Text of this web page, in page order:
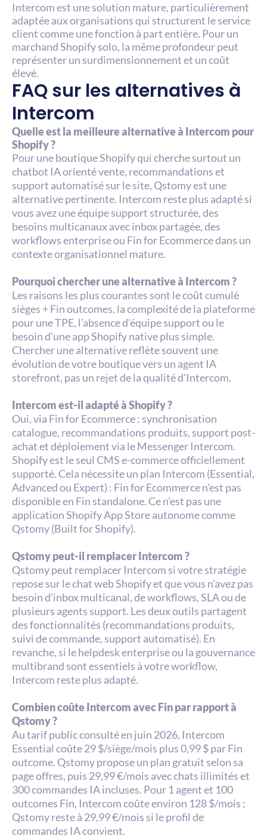
Intercom est une solution mature, particulièrement
adaptée aux organisations qui structurent le service
client comme une fonction à part entière. Pour un
marchand Shopify solo, la même profondeur peut
représenter un surdimensionnement et un coût
élevé.
FAQ sur les alternatives à
Intercom
Quelle est la meilleure alternative à Intercom pour
Shopify ?
Pour une boutique Shopify qui cherche surtout un
chatbot IA orienté vente, recommandations et
support automatisé sur le site, Qstomy est une
alternative pertinente. Intercom reste plus adapté si
vous avez une équipe support structurée, des
besoins multicanaux avec inbox partagée, des
workflows enterprise ou Fin for Ecommerce dans un
contexte organisationnel mature.
Pourquoi chercher une alternative à Intercom ?
Les raisons les plus courantes sont le coût cumulé
sièges + Fin outcomes, la complexité de la plateforme
pour une TPE, l'absence d'équipe support ou le
besoin d'une app Shopify native plus simple.
Chercher une alternative reflète souvent une
évolution de votre boutique vers un agent IA
storefront, pas un rejet de la qualité d'Intercom.
Intercom est-il adapté à Shopify ?
Oui, via Fin for Ecommerce : synchronisation
catalogue, recommandations produits, support post-
achat et déploiement via le Messenger Intercom.
Shopify est le seul CMS e-commerce officiellement
supporté. Cela nécessite un plan Intercom (Essential,
Advanced ou Expert) : Fin for Ecommerce n'est pas
disponible en Fin standalone. Ce n'est pas une
application Shopify App Store autonome comme
Qstomy (Built for Shopify).
Qstomy peut-il remplacer Intercom ?
Qstomy peut remplacer Intercom si votre stratégie
repose sur le chat web Shopify et que vous n'avez pas
besoin d'inbox multicanal, de workflows, SLA ou de
plusieurs agents support. Les deux outils partagent
des fonctionnalités (recommandations produits,
suivi de commande, support automatisé). En
revanche, si le helpdesk enterprise ou la gouvernance
multibrand sont essentiels à votre workflow,
Intercom reste plus adapté.
Combien coûte Intercom avec Fin par rapport à
Qstomy ?
Au tarif public consulté en juin 2026, Intercom
Essential coûte 29 $/siège/mois plus 0,99 $ par Fin
outcome. Qstomy propose un plan gratuit selon sa
page offres, puis 29,99 €/mois avec chats illimités et
300 commandes IA incluses. Pour 1 agent et 100
outcomes Fin, Intercom coûte environ 128 $/mois ;
Qstomy reste à 29,99 €/mois si le profil de
commandes IA convient.